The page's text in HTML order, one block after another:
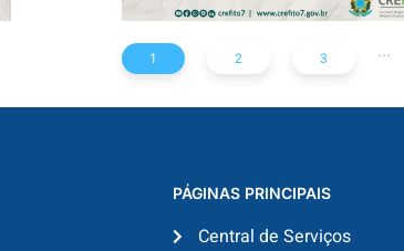
1 2 3 ...
PÁGINAS PRINCIPAIS
Central de Serviços